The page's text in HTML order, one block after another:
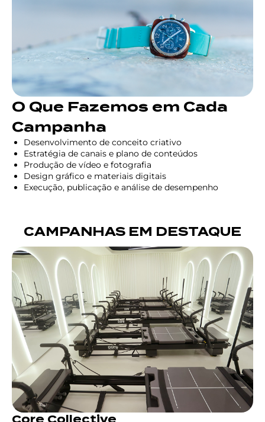
O Que Fazemos em Cada
Campanha
Desenvolvimento de conceito criativo
Estratégia de canais e plano de conteúdos
Produção de vídeo e fotografia
Design gráfico e materiais digitais
Execução, publicação e análise de desempenho
CAMPANHAS EM DESTAQUE
Core Collective